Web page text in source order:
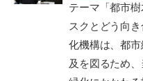
テーマ「都市
スクとどう向
化機構は、都
及を図るため